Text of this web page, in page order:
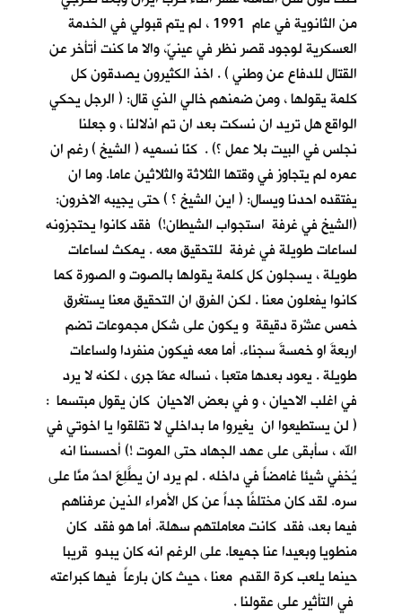
من الثانوية في عام 1991 ، لم يتم قبولي في الخدمة
العسكرية لوجود قصر نظر في عينيّ، والا ما كنت أتأخر عن
القتال للدفاع عن وطني ) . اخذ الكثيرون يصدقون كل
كلمة يقولها ، ومن ضمنهم خالي الذي قال: ( الرجل يحكي
الواقع هل تريد ان نسكت بعد ان تم اذلالنا ، و جعلنا
نجلس في البيت بلا عمل ؟) . كنّا نسميه ( الشيخ ) رغم ان
عمره لم يتجاوز في وقتها الثلاثة والثلاثين عاما. وما ان
يفتقده احدنا ويسال: ( اين الشيخ ؟ ) حتى يجيبه الاخرون:
(الشيخ في غرفة استجواب الشيطان!) فقد كانوا يحتجزونه
لساعات طويلة في غرفة للتحقيق معه . يمكث لساعات
طويلة ، يسجلون كل كلمة يقولها بالصوت و الصورة كما
كانوا يفعلون معنا . لكن الفرق ان التحقيق معنا يستغرق
خمس عشْرة دقيقة و يكون على شكل مجموعات تضم
اربعةَ او خمسةَ سجناء. أما معه فيكون منفردا ولساعات
طويلة . يعود بعدها متعبا ، نساله عمّا جرى ، لكنه لا يرد
في اغلب الاحيان ، و في بعض الاحيان كان يقول مبتسما :
( لن يستطيعوا ان يغيروا ما بداخلي لا تقلقوا يا اخوتي في
الله ، سأبقى على عهد الجهاد حتى الموت !) أحسسنا انه
يُخفي شيئا غامضاً في داخله . لم يرد ان يطَّلِعَ احدٌ منَّا على
سره. لقد كان مختلفًا جداً عن كل الأمراء الذين عرفناهم
فيما بعد، فقد كانت معاملتهم سهلة. أما هو فقد كان
منطويا وبعيدا عنا جميعا. على الرغم انه كان يبدو قريبا
حينما يلعب كرة القدم معنا ، حيث كان بارعاً فيها كبراعته
في التأثير على عقولنا .